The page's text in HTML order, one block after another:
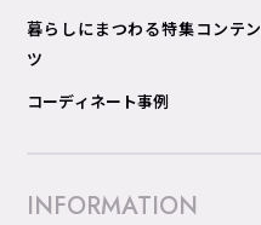
暮らしにまつわる特集コンテン
ツ
コーディネート事例
INFORMATION